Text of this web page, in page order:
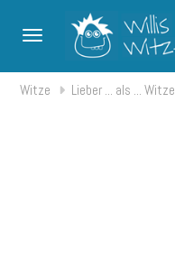
Toggle navigation
Witze Lieber ... als ... Witze